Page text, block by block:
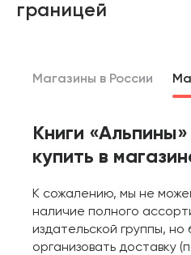
границей
Магазины в России
Книги
купить в
К сожалению, мы не
наличие полного
издательской группы,
организовать доставку